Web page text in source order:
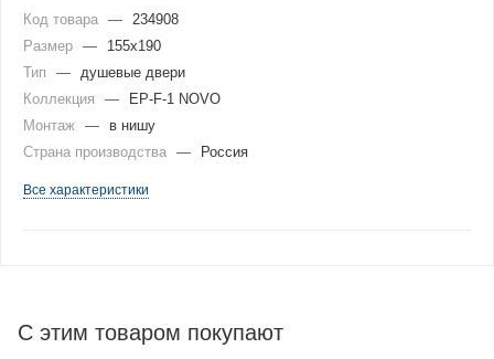
Код товара —
234908
Размер —
155x190
Тип
—
душевые двери
Коллекция
—
EP-F-1 NOVO
Монтаж —
в нишу
Страна производства — Россия
Все характеристики
С этим товаром покупают